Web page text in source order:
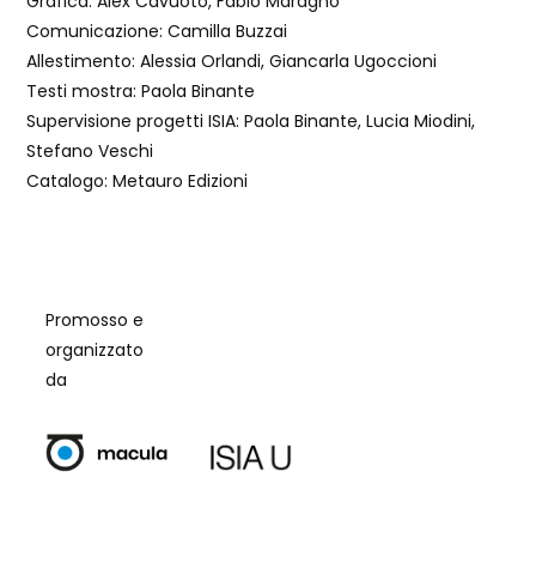
Comunicazione: Camilla Buzzai
Allestimento: Alessia Orlandi, Giancarla Ugoccioni
Testi mostra: Paola Binante
Supervisione progetti ISIA: Paola Binante, Lucia Miodini,
Stefano Veschi
Catalogo: Metauro Edizioni
Promosso e
organizzato
da